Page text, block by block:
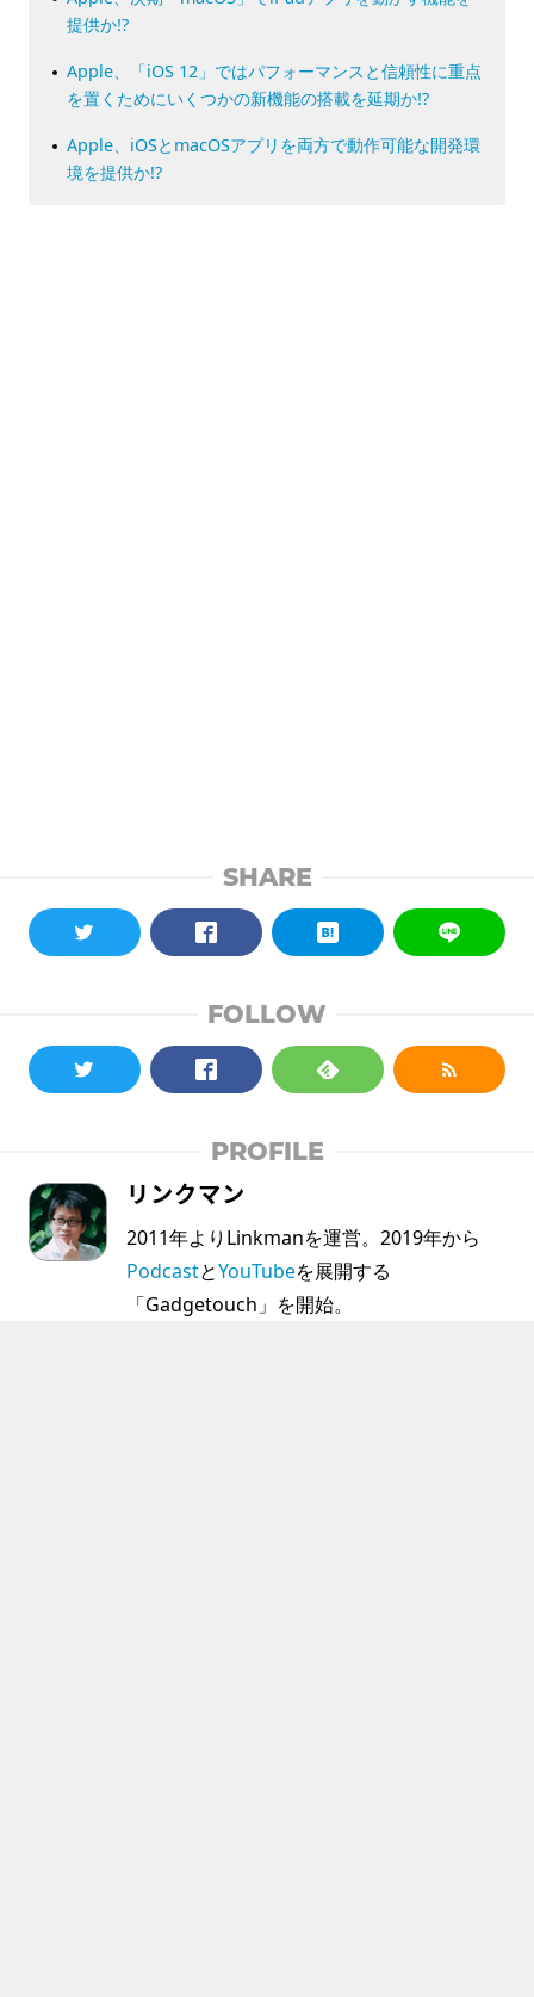
提供か!?
Apple、「iOS 12」ではパフォーマンスと信頼性に重点
を置くためにいくつかの新機能の搭載を延期か!?
Apple、iOSとmacOSアプリを両方で動作可能な開発環
境を提供か!?
SHARE
FOLLOW
PROFILE
リンクマン
2011年よりLinkmanを運営。2019年から
PodcastとYouTubeを展開する
「Gadgetouch」を開始。